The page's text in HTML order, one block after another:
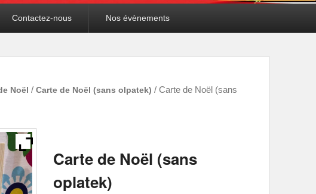
Contactez-nous Nos évènements
Noël / Carte de Noël (sans olpatek) / Carte de Noël (sans
Carte de Noël (sans
oplatek)